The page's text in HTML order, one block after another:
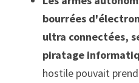
bourrées
ultra connectées,
piratage
hostile pouvait